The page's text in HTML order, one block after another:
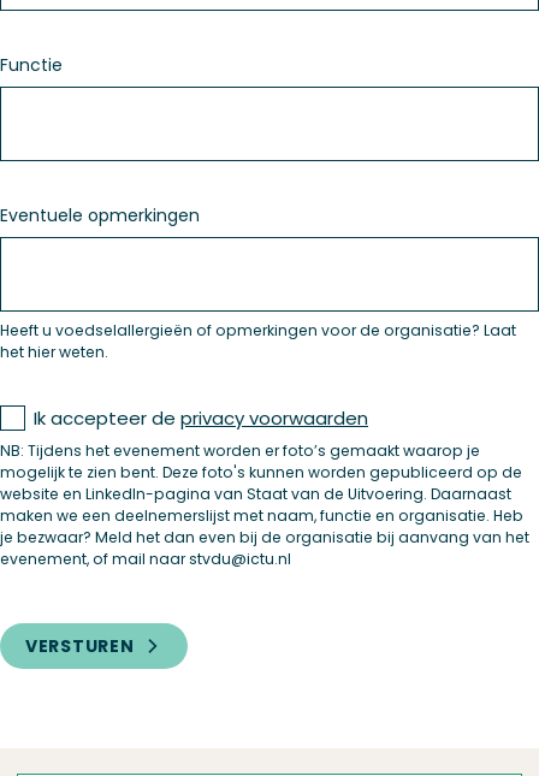
Functie
Eventuele opmerkingen
Heeft u voedselallergieën of opmerkingen voor de organisatie? Laat
het hier weten.
Privacy
Voorwaarden
Ik accepteer de privacy voorwaarden
NB: Tijdens het evenement worden er foto’s gemaakt waarop je
mogelijk te zien bent. Deze foto's kunnen worden gepubliceerd op de
website en LinkedIn-pagina van Staat van de Uitvoering. Daarnaast
maken we een deelnemerslijst met naam, functie en organisatie. Heb
je bezwaar? Meld het dan even bij de organisatie bij aanvang van het
evenement, of mail naar stvdu@ictu.nl
VERSTUREN